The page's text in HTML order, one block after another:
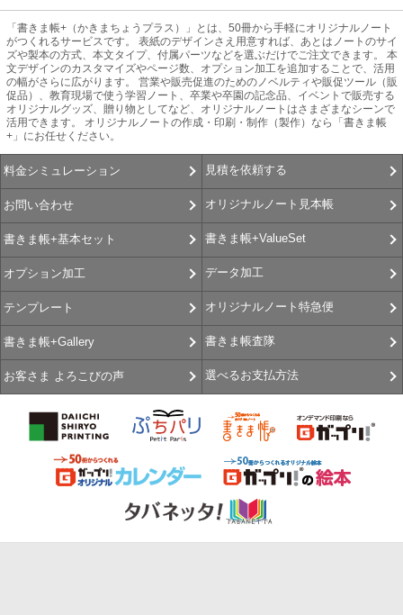
「書きま帳+（かきまちょうプラス）」とは、50冊から手軽にオリジナルノート
がつくれるサービスです。 表紙のデザインさえ用意すれば、あとはノートのサイ
ズや製本の方式、本文タイプ、付属パーツなどを選ぶだけでご注文できます。 本
文デザインのカスタマイズやページ数、オプション加工を追加することで、活用
の幅がさらに広がります。 営業や販売促進のためのノベルティや販促ツール（販
促品）、教育現場で使う学習ノート、卒業や卒園の記念品、イベントで販売する
オリジナルグッズ、贈り物としてなど、オリジナルノートはさまざまなシーンで
活用できます。 オリジナルノートの作成・印刷・制作（製作）なら「書きま帳
+」にお任せください。
料金シミュレーション 見積を依頼する
お問い合わせ オリジナルノート見本帳
書きま帳+基本セット 書きま帳+ValueSet
オプション加工 データ加工
テンプレート オリジナルノート特急便
書きま帳+Gallery 書きま帳査隊
お客さま よろこびの声 選べるお支払方法